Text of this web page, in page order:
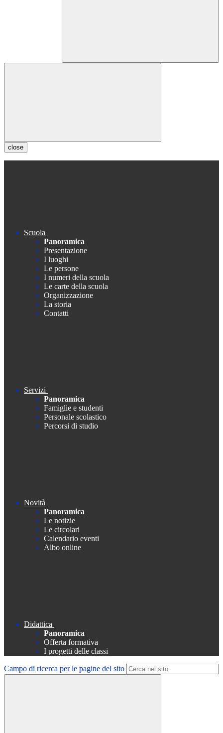
close
Scuola
Panoramica
Presentazione
I luoghi
Le persone
I numeri della scuola
Le carte della scuola
Organizzazione
La storia
Contatti
Servizi
Panoramica
Famiglie e studenti
Personale scolastico
Percorsi di studio
Novità
Panoramica
Le notizie
Le circolari
Calendario eventi
Albo online
Didattica
Panoramica
Offerta formativa
I progetti delle classi
Campo di ricerca per le pagine del sito